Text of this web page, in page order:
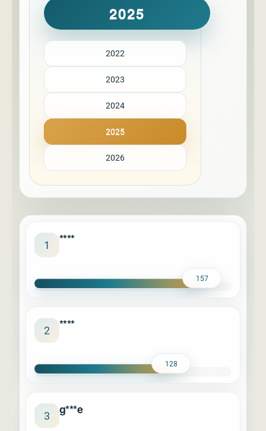
2025
2022
2023
2024
2025
2026
1 ****
157
2 ****
128
3 g***e